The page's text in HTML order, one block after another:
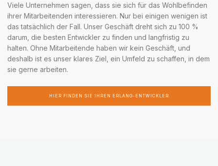
Viele Unternehmen sagen, dass sie sich für das Wohlbefinden
ihrer Mitarbeitenden interessieren. Nur bei einigen wenigen ist
das tatsächlich der Fall. Unser Geschäft dreht sich zu 100 %
darum, die besten Entwickler zu finden und langfristig zu
halten. Ohne Mitarbeitende haben wir kein Geschäft, und
deshalb ist es unser klares Ziel, ein Umfeld zu schaffen, in dem
sie gerne arbeiten.
HIER FINDEN SIE IHREN ERLANG-ENTWICKLER